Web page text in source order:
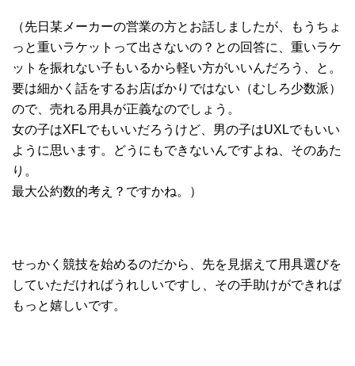
（先日某メーカーの営業の方とお話しましたが、もうちょ
っと重いラケットって出さないの？との回答に、重いラケ
ットを振れない子もいるから軽い方がいいんだろう、と。
要は細かく話をするお店ばかりではない（むしろ少数派）
ので、売れる用具が正義なのでしょう。
女の子はXFLでもいいだろうけど、男の子はUXLでもいい
ように思います。どうにもできないんですよね、そのあた
り。
最大公約数的考え？ですかね。）
せっかく競技を始めるのだから、先を見据えて用具選びを
していただければうれしいですし、その手助けができれば
もっと嬉しいです。